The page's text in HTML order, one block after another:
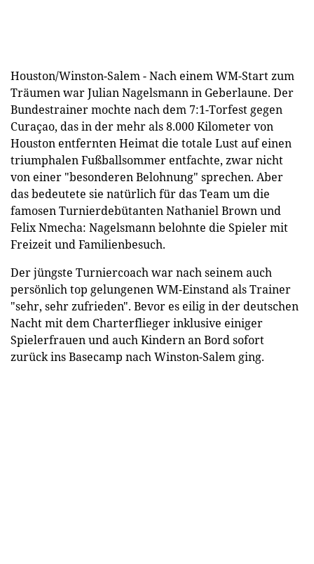
Houston/Winston-Salem - Nach einem WM-Start zum
Träumen war Julian Nagelsmann in Geberlaune. Der
Bundestrainer mochte nach dem 7:1-Torfest gegen
Curaçao, das in der mehr als 8.000 Kilometer von
Houston entfernten Heimat die totale Lust auf einen
triumphalen Fußballsommer entfachte, zwar nicht
von einer "besonderen Belohnung" sprechen. Aber
das bedeutete sie natürlich für das Team um die
famosen Turnierdebütanten Nathaniel Brown und
Felix Nmecha: Nagelsmann belohnte die Spieler mit
Freizeit und Familienbesuch.
Der jüngste Turniercoach war nach seinem auch
persönlich top gelungenen WM-Einstand als Trainer
"sehr, sehr zufrieden". Bevor es eilig in der deutschen
Nacht mit dem Charterflieger inklusive einiger
Spielerfrauen und auch Kindern an Bord sofort
zurück ins Basecamp nach Winston-Salem ging.